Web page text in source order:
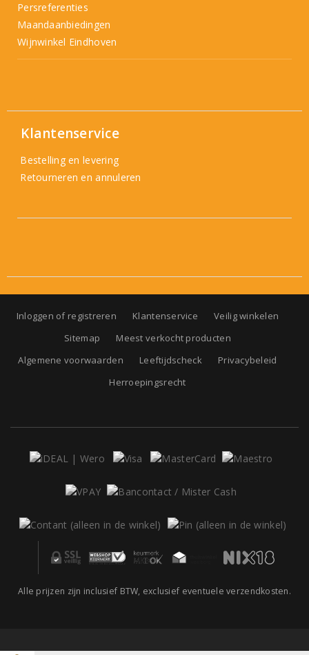
Persreferenties
Maandaanbiedingen
Wijnwinkel Eindhoven
Klantenservice
Bestelling en levering
Retourneren en annuleren
Inloggen of registreren Klantenservice
Veilig winkelen
Sitemap
Meest verkocht producten
Algemene voorwaarden
Leeftijdscheck
Privacybeleid
Herroepingsrecht
Alle prijzen zijn inclusief BTW, exclusief eventuele verzendkosten.